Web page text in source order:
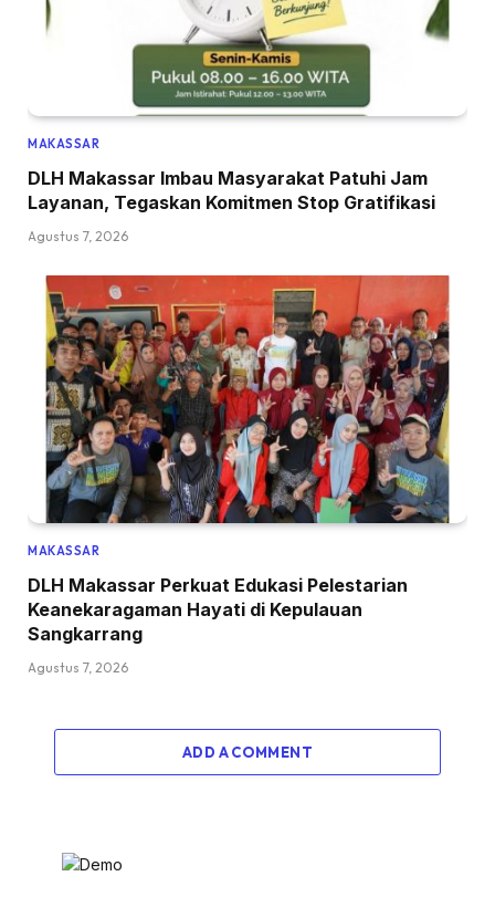
MAKASSAR
DLH Makassar Imbau Masyarakat Patuhi Jam
Layanan, Tegaskan Komitmen Stop Gratifikasi
Agustus 7, 2026
MAKASSAR
DLH Makassar Perkuat Edukasi Pelestarian
Keanekaragaman Hayati di Kepulauan
Sangkarrang
Agustus 7, 2026
ADD A COMMENT